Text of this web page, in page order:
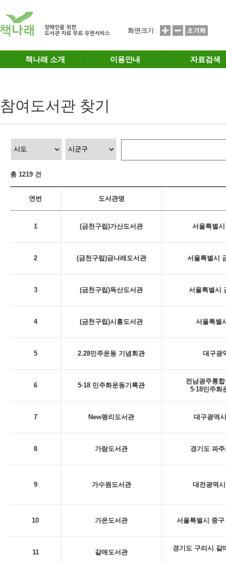
화면크기
책나래 소개 이용안내 자료검색
참여도서관 찾기
총 1219 건
연번 도서관명
1 (금천구립)가산도서관 서울특별
2 (금천구립)금나래도서관 서울특별시
3 (금천구립)독산도서관 서울특별시
4 (금천구립)시흥도서관 서울특별
5 2.28민주운동 기념회관 대구광
6 5·18 민주화운동기록관
전남광주통
5·18민주화
7 New평리도서관 대구광역
8 가람도서관 경기도 파
9 가수원도서관 대전광역
10 가온도서관 서울특별시 중
11 갈매도서관
경기도 구리시 갈